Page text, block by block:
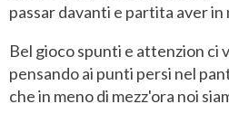
passar davanti e partita aver in
Bel gioco spunti e attenzion ci
pensando ai punti persi nel
che in meno di mezz'ora noi